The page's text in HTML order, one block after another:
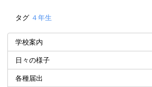
タグ ４年生
学校案内
日々の様子
各種届出